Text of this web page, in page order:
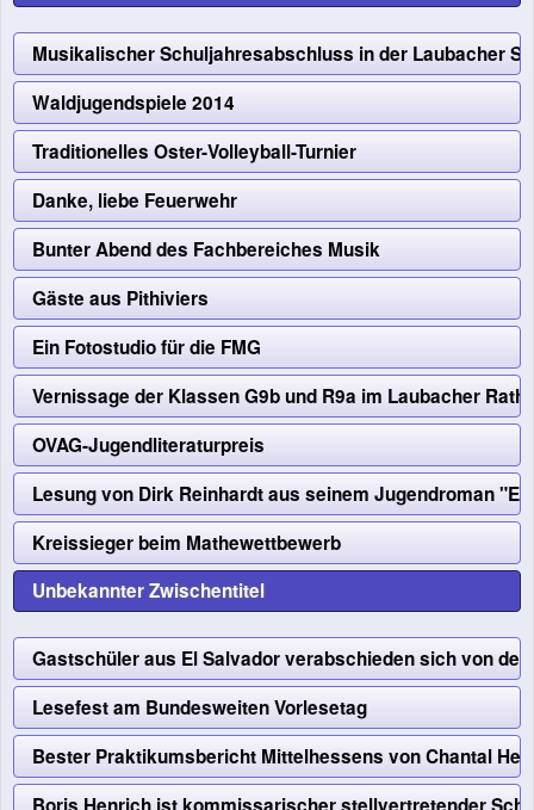
Musikalischer Schuljahresabschluss in der Laubacher
Waldjugendspiele 2014
Traditionelles Oster-Volleyball-Turnier
Danke, liebe Feuerwehr
Bunter Abend des Fachbereiches Musik
Gäste aus Pithiviers
Ein Fotostudio für die FMG
Vernissage der Klassen G9b und R9a im Laubacher
OVAG-Jugendliteraturpreis
Lesung von Dirk Reinhardt aus seinem Jugendroman
Kreissieger beim Mathewettbewerb
Unbekannter Zwischentitel
Gastschüler aus El Salvador verabschieden sich von
Lesefest am Bundesweiten Vorlesetag
Bester Praktikumsbericht Mittelhessens von Chantal
Boris Henrich ist kommissarischer stellvertretender